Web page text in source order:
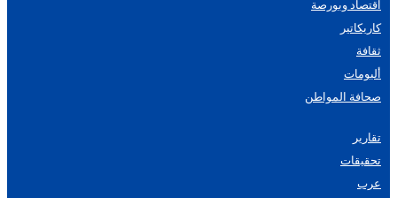
اقتصاد وبورصة
كاريكاتير
ثقافة
ألبومات
صحافة المواطن
تقارير
تحقيقات
عرب